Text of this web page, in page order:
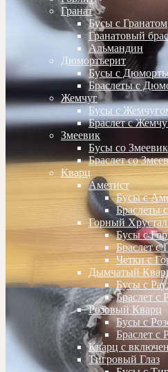
Гранат
Бусы с Гранатом
Гранатовый
Альмандин
Дюмортьерит
Бусы с
Браслеты с
Жемчуг
Бусы с
Браслет с
Змеевик
Бусы со
Браслет со
Кварц
Аметист
Бусы с
Браслеты
Горный
Бусы с
Браслет с
Четки с
Дымчатый
Бусы с
Браслет с
Розовый Кварц
Бусы с
Браслет с
Кварц с
Тигровый Глаз